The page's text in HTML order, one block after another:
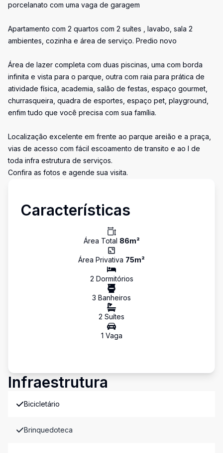
porcelanato com uma vaga de garagem
Apartamento com 2 quartos com 2 suítes , lavabo, sala 2
ambientes, cozinha e área de serviço. Predio novo
Área de lazer completa com duas piscinas, uma com borda
infinita e vista para o parque, outra com raia para prática de
atividade física, academia, salão de festas, espaço gourmet,
churrasqueira, quadra de esportes, espaço pet, playground,
enfim tudo que você precisa com sua família.
Localização excelente em frente ao parque areião e a praça,
vias de acesso com fácil escoamento de transito e ao l de
toda infra estrutura de serviços.
Confira as fotos e agende sua visita.
Características
Área Total 86m²
Área Privativa 75m²
2 Dormitórios
3 Banheiros
2 Suítes
1 Vaga
Infraestrutura
Bicicletário
Brinquedoteca